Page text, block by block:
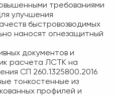
требованиями
улучшения
быстровозводимых
наносят огнезащитный
документов и
расчета ЛСТК на
СП 260.1325800.2016
тонкостенные из
профилей и